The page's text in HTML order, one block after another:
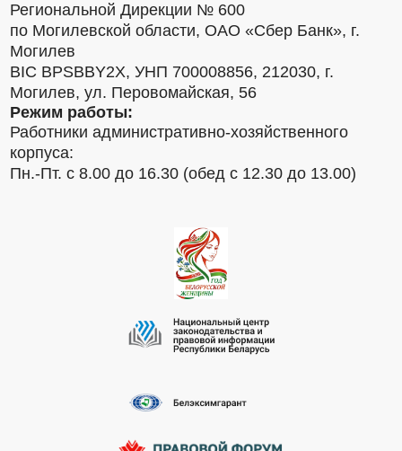
Региональной Дирекции № 600
по Могилевской области, ОАО «Сбер Банк», г.
Могилев
BIC BPSBBY2X, УНП 700008856, 212030, г.
Могилев, ул. Перовомайская, 56
Режим работы:
Работники административно-хозяйственного
корпуса:
Пн.-Пт. с 8.00 до 16.30 (обед с 12.30 до 13.00)